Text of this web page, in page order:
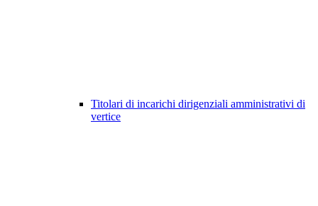
Titolari di incarichi dirigenziali amministrativi di
vertice